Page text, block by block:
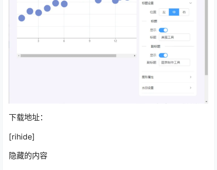
下载地址：
[rihide]
隐藏的内容